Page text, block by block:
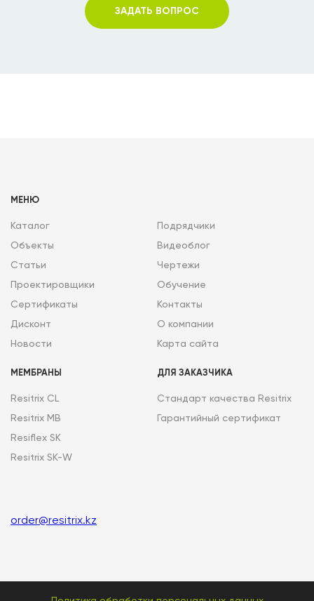
ЗАДАТЬ ВОПРОС
МЕНЮ
Каталог
Объекты
Статьи
Проектировщики
Сертификаты
Дисконт
Новости
Подрядчики
Видеоблог
Чертежи
Обучение
Контакты
О компании
Карта сайта
МЕМБРАНЫ
Resitrix CL
Resitrix MB
Resiflex SK
Resitrix SK-W
ДЛЯ ЗАКАЗЧИКА
Стандарт качества Resitrix
Гарантийный сертификат
order@resitrix.kz